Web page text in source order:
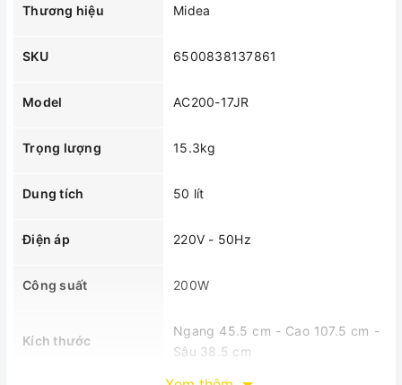
Thương hiệu Midea
SKU 6500838137861
Model AC200-17JR
Trọng lượng 15.3kg
Dung tích 50 lít
Điện áp 220V - 50Hz
Công suất 200W
Kích thước
Ngang 45.5 cm - Cao 107.5 cm -
Sâu 38.5 cm